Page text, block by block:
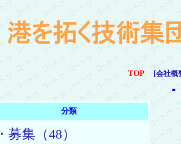
TOP [会社概
■
分類
・ 募集（48）